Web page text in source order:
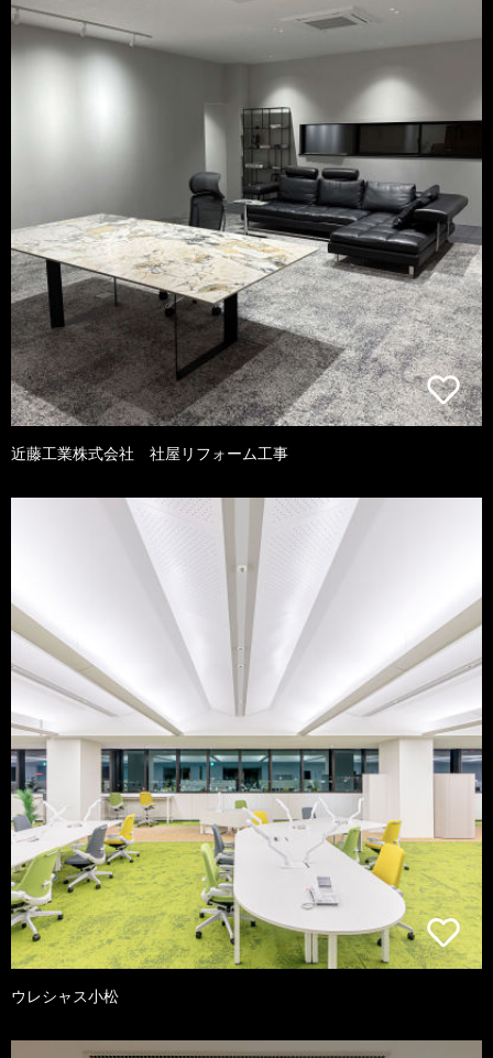
近藤工業株式会社 社屋リフォーム工事
ウレシャス小松